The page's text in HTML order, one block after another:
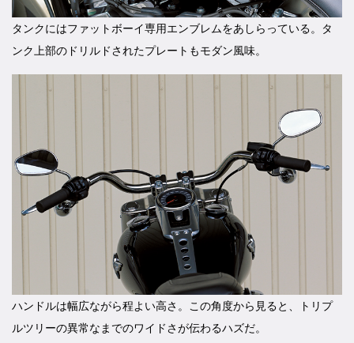
タンクにはファットボーイ専用エンブレムをあしらっている。タ
ンク上部のドリルドされたプレートもモダン風味。
ハンドルは幅広ながら程よい高さ。この角度から見ると、トリプ
ルツリーの異常なまでのワイドさが伝わるハズだ。